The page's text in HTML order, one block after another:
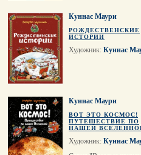
Куннас Маури
РОЖДЕСТВЕНСКИЕ
ИСТОРИИ
Художник: Куннас
Куннас Маури
ВОТ ЭТО КОСМОС!
ПУТЕШЕСТВИЕ ПО
НАШЕЙ
Художник: Куннас